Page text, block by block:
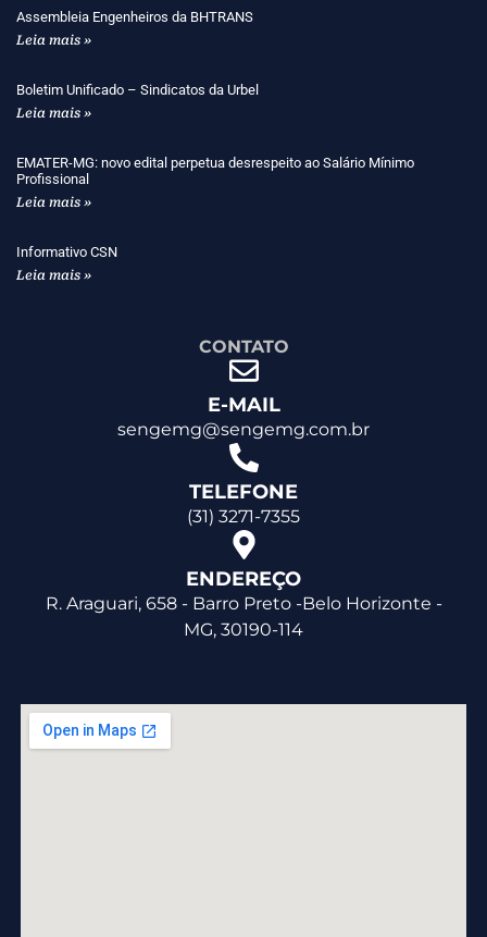
Assembleia Engenheiros da BHTRANS
Leia mais »
Boletim Unificado – Sindicatos da Urbel
Leia mais »
EMATER-MG: novo edital perpetua desrespeito ao Salário Mínimo
Profissional
Leia mais »
Informativo CSN
Leia mais »
CONTATO
E-MAIL
sengemg@sengemg.com.br
TELEFONE
(31) 3271-7355
ENDEREÇO
R. Araguari, 658 - Barro Preto -Belo Horizonte -
MG, 30190-114